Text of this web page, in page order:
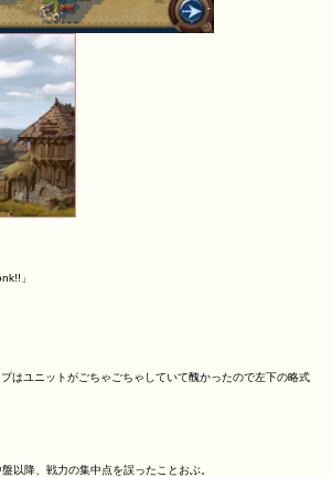
」
プはユニットがごちゃごちゃしていて醜かったので左下の略式
盤以降、戦力の集中点を誤ったことおぶ。